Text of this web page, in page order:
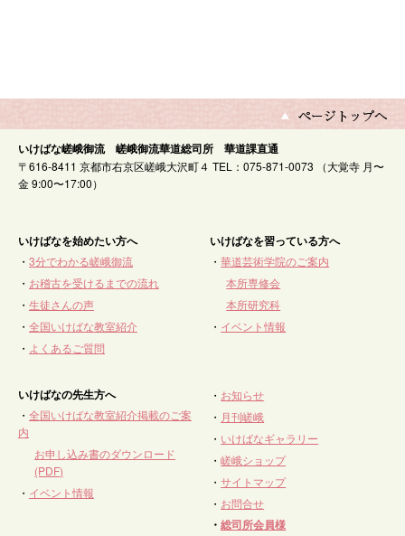
いけばな嵯峨御流 嵯峨御流華道総司所 華道課直通
〒616-8411 京都市右京区嵯峨大沢町４ TEL：075-871-0073 （大覚寺 月〜
金 9:00〜17:00）
いけばなを始めたい方へ
・ 3分でわかる嵯峨御流
・ お稽古を受けるまでの流れ
・ 生徒さんの声
・ 全国いけばな教室紹介
・ よくあるご質問
いけばなを習っている方へ
・華道芸術学院のご案内
本所専修会
本所研究科
・ イベント情報
いけばなの先生方へ
・ 全国いけばな教室紹介掲載のご案
内
お申し込み書のダウンロード
(PDF)
・ イベント情報
・ お知らせ
・ 月刊嵯峨
・ いけばなギャラリー
・嵯峨ショップ
・サイトマップ
・ お問合せ
・総司所会員様